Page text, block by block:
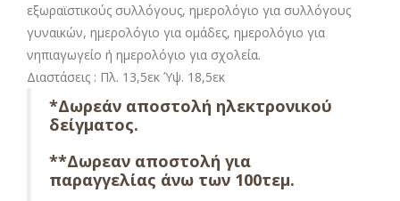
εξωραϊστικούς συλλόγους, ημερολόγιο για συλλόγους
γυναικών, ημερολόγιο για ομάδες, ημερολόγιο για
νηπιαγωγείο ή ημερολόγιο για σχολεία.
Διαστάσεις : Πλ. 13,5εκ Ύψ. 18,5εκ
*Δωρεάν αποστολή ηλεκτρονικού
δείγματος.
**Δωρεαν αποστολή για
παραγγελίας άνω των 100τεμ.